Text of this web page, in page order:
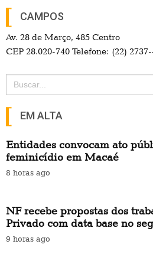
CAMPOS
Av. 28 de Março, 485 Centro
CEP 28.020-740 Telefone: (22)
Search
for:
EM ALTA
Entidades convocam ato
feminicídio em Macaé
8 horas ago
NF recebe propostas dos
Privado com data base no
9 horas ago